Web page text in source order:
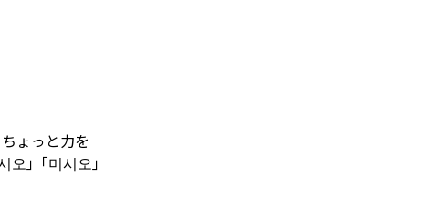
ょっと力を
오｣「미시오｣